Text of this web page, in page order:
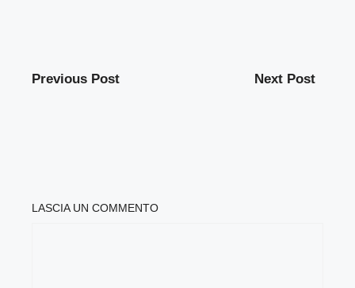
Previous Post Next Post
LASCIA UN COMMENTO